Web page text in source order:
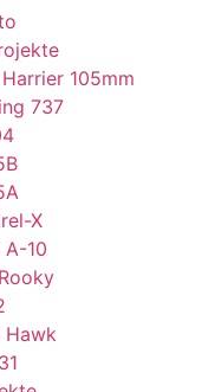
105mm
737
X
A-10
Hawk